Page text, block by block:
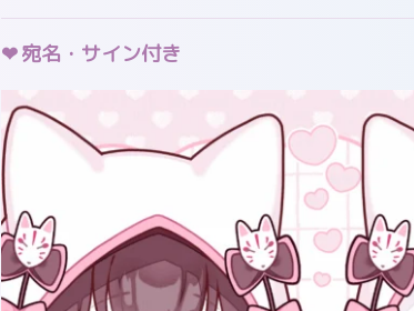
宛名・サイン付き